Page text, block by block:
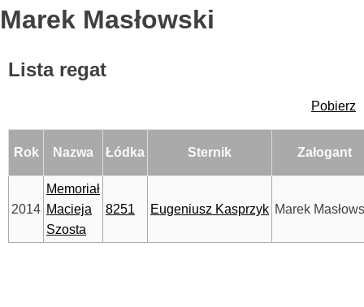
Marek Masłowski
Lista regat
Pobierz
Rok Nazwa Łódka Sternik Załogant
2014
Memoriał
Macieja
Szosta
8251 Eugeniusz Kasprzyk Marek